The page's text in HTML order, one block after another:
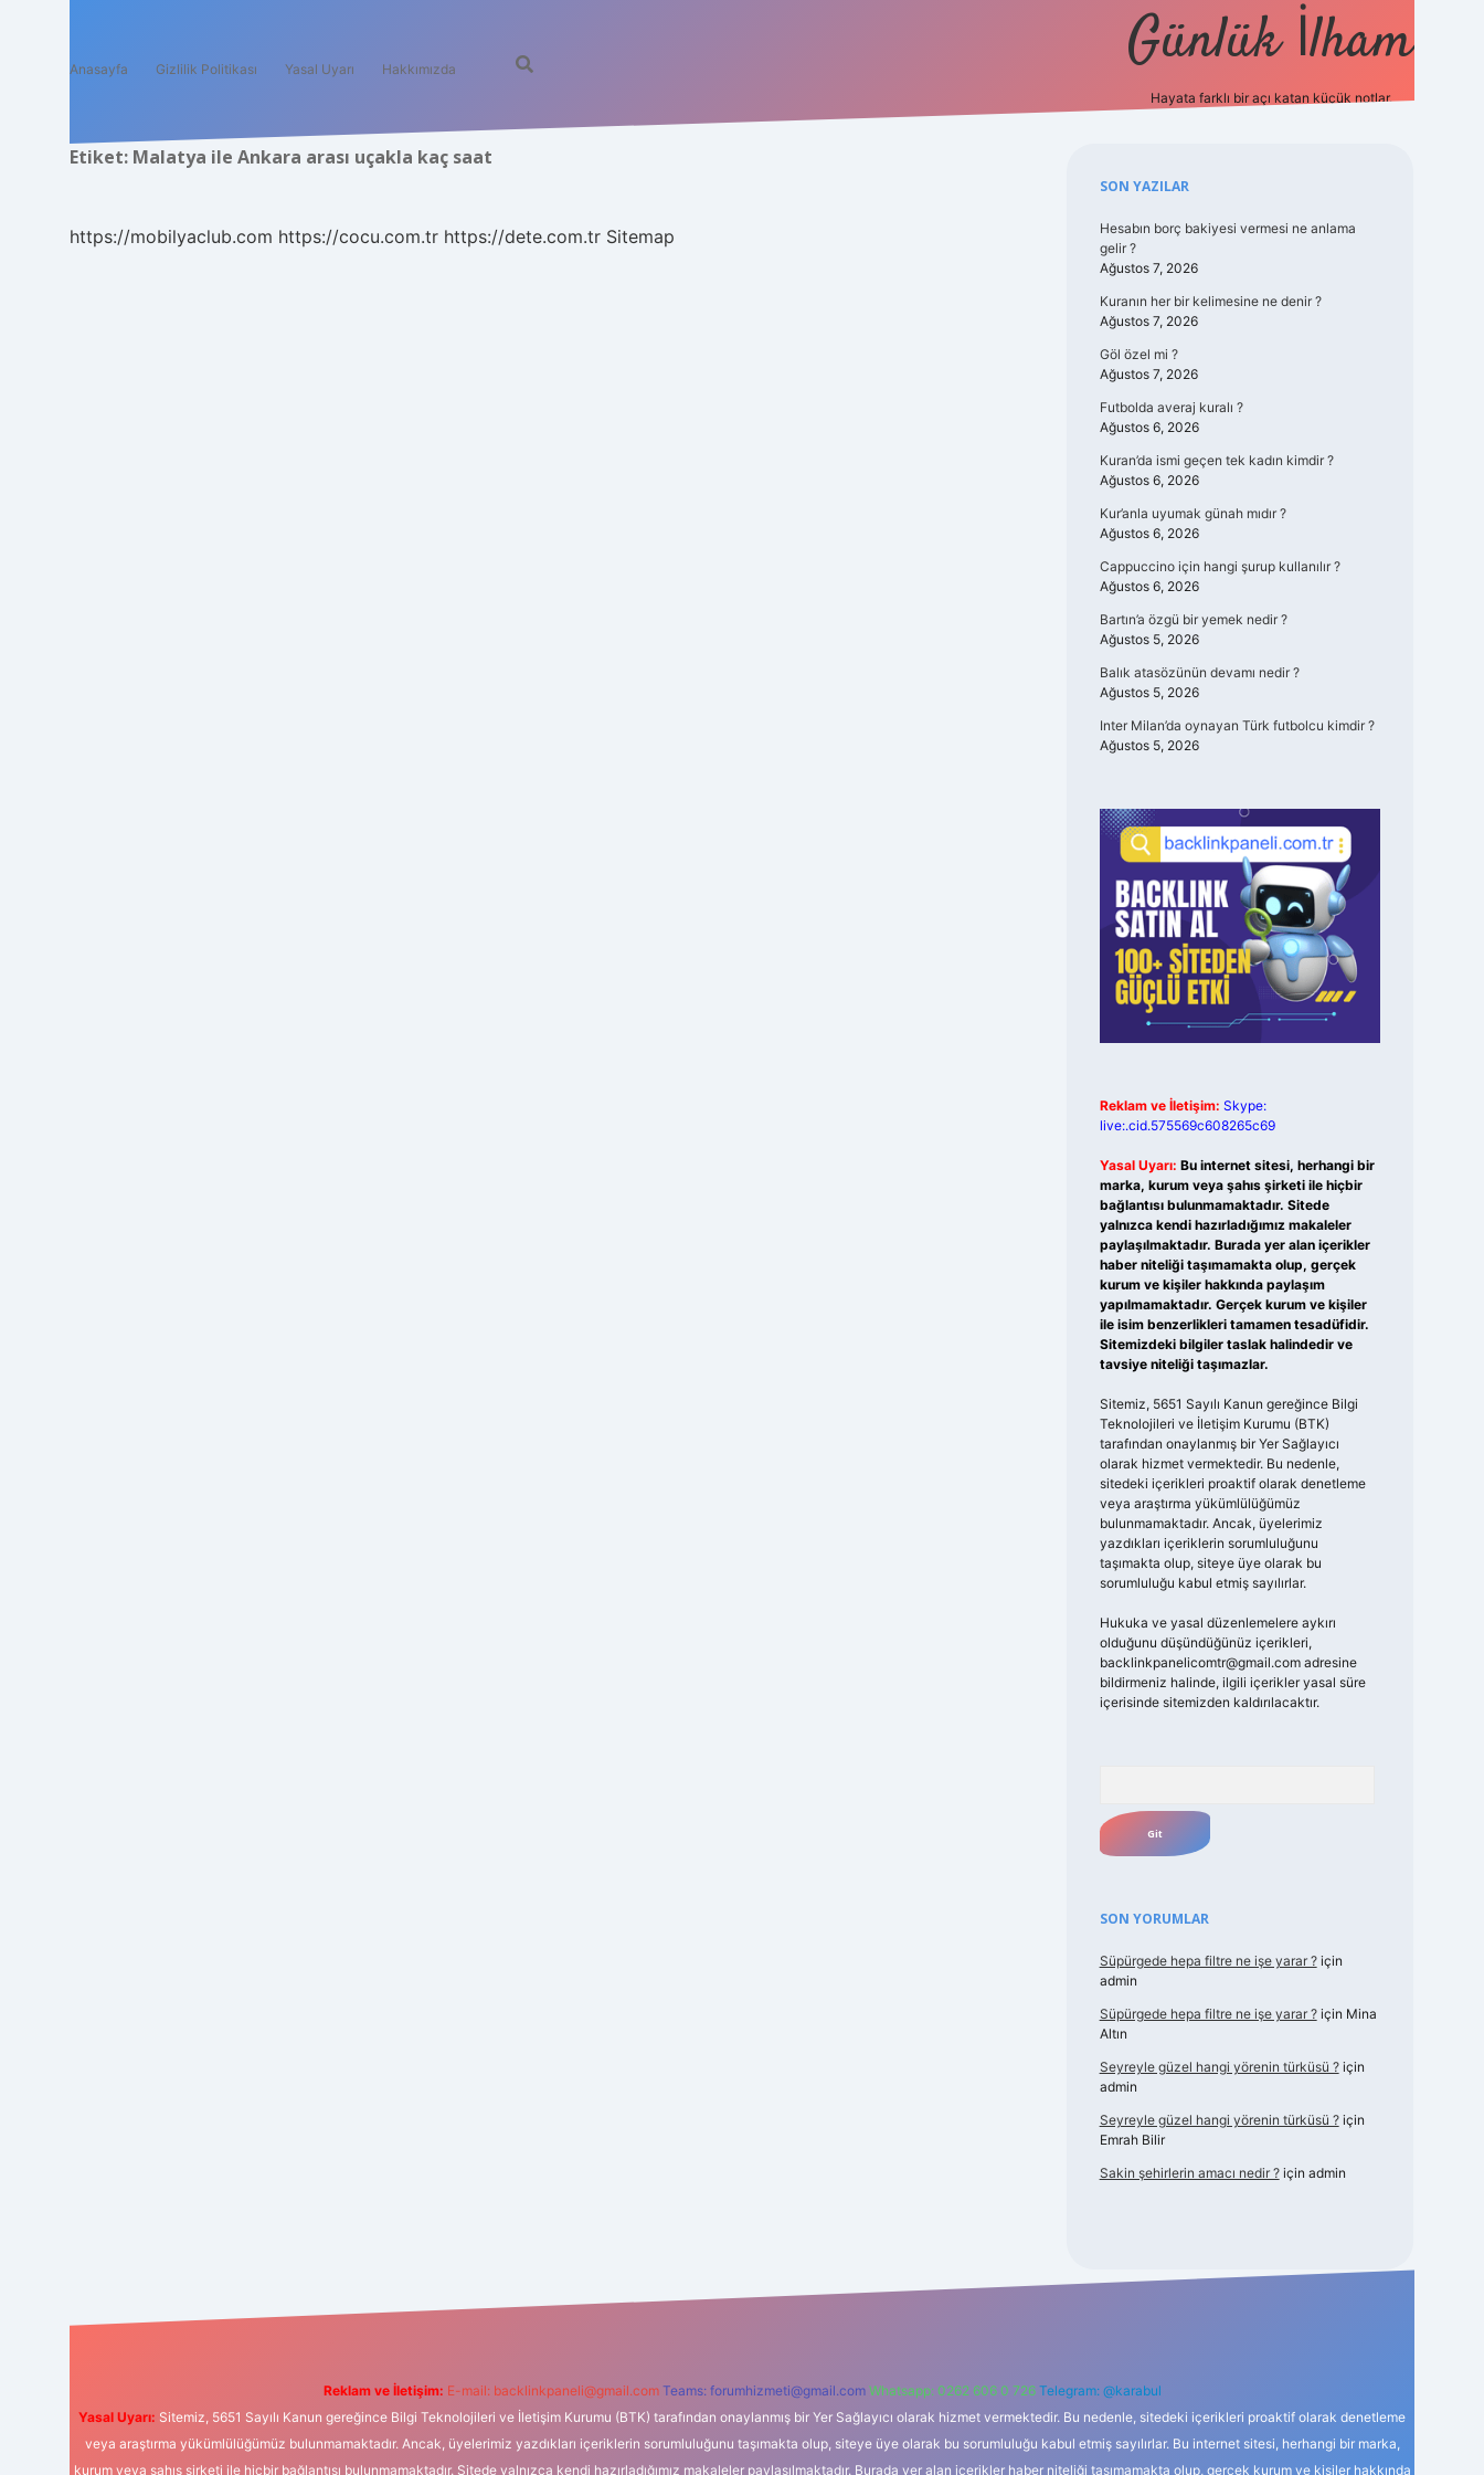
Anasayfa Gizlilik Politikası Yasal Uyarı Hakkımızda Günlük İlham
Hayata farklı bir açı katan küçük notlar.
Etiket: Malatya ile Ankara arası uçakla kaç saat
https://mobilyaclub.com https://cocu.com.tr https://dete.com.tr Sitemap
Sidebar
SON YAZILAR
Hesabın borç bakiyesi vermesi ne anlama
gelir ?
Ağustos 7, 2026
Kuranın her bir kelimesine ne denir ?
Ağustos 7, 2026
Göl özel mi ?
Ağustos 7, 2026
Futbolda averaj kuralı ?
Ağustos 6, 2026
Kuran’da ismi geçen tek kadın kimdir ?
Ağustos 6, 2026
Kur’anla uyumak günah mıdır ?
Ağustos 6, 2026
Cappuccino için hangi şurup kullanılır ?
Ağustos 6, 2026
Bartın’a özgü bir yemek nedir ?
Ağustos 5, 2026
Balık atasözünün devamı nedir ?
Ağustos 5, 2026
Inter Milan’da oynayan Türk futbolcu kimdir ?
Ağustos 5, 2026
Reklam ve İletişim: Skype:
live:.cid.575569c608265c69
Yasal Uyarı: Bu internet sitesi, herhangi bir
marka, kurum veya şahıs şirketi ile hiçbir
bağlantısı bulunmamaktadır. Sitede
yalnızca kendi hazırladığımız makaleler
paylaşılmaktadır. Burada yer alan içerikler
haber niteliği taşımamakta olup, gerçek
kurum ve kişiler hakkında paylaşım
yapılmamaktadır. Gerçek kurum ve kişiler
ile isim benzerlikleri tamamen tesadüfidir.
Sitemizdeki bilgiler taslak halindedir ve
tavsiye niteliği taşımazlar.
Sitemiz, 5651 Sayılı Kanun gereğince Bilgi
Teknolojileri ve İletişim Kurumu (BTK)
tarafından onaylanmış bir Yer Sağlayıcı
olarak hizmet vermektedir. Bu nedenle,
sitedeki içerikleri proaktif olarak denetleme
veya araştırma yükümlülüğümüz
bulunmamaktadır. Ancak, üyelerimiz
yazdıkları içeriklerin sorumluluğunu
taşımakta olup, siteye üye olarak bu
sorumluluğu kabul etmiş sayılırlar.
Hukuka ve yasal düzenlemelere aykırı
olduğunu düşündüğünüz içerikleri,
backlinkpanelicomtr@gmail.comadresine
bildirmeniz halinde, ilgili içerikler yasal süre
içerisinde sitemizden kaldırılacaktır.
SON YORUMLAR
Süpürgede hepa filtre ne işe yarar ?için
admin
Süpürgede hepa filtre ne işe yarar ?için Mina
Altın
Seyreyle güzel hangi yörenin türküsü ?için
admin
Seyreyle güzel hangi yörenin türküsü ?için
Emrah Bilir
Sakin şehirlerin amacı nedir ?için admin
Reklam ve İletişim: E-mail: backlinkpaneli@gmail.com Teams: forumhizmeti@gmail.com Whatsapp: 0262 606 0 726 Telegram: @karabul
Yasal Uyarı: Sitemiz, 5651 Sayılı Kanun gereğince Bilgi Teknolojileri ve İletişim Kurumu (BTK) tarafından onaylanmış bir Yer Sağlayıcı olarak hizmet vermektedir. Bu nedenle, sitedeki içerikleri proaktif olarak denetleme
veya araştırma yükümlülüğümüz bulunmamaktadır. Ancak, üyelerimiz yazdıkları içeriklerin sorumluluğunu taşımakta olup, siteye üye olarak bu sorumluluğu kabul etmiş sayılırlar. Bu internet sitesi, herhangi bir marka,
kurum veya şahıs şirketi ile hiçbir bağlantısı bulunmamaktadır. Sitede yalnızca kendi hazırladığımız makaleler paylaşılmaktadır. Burada yer alan içerikler haber niteliği taşımamakta olup, gerçek kurum ve kişiler hakkında